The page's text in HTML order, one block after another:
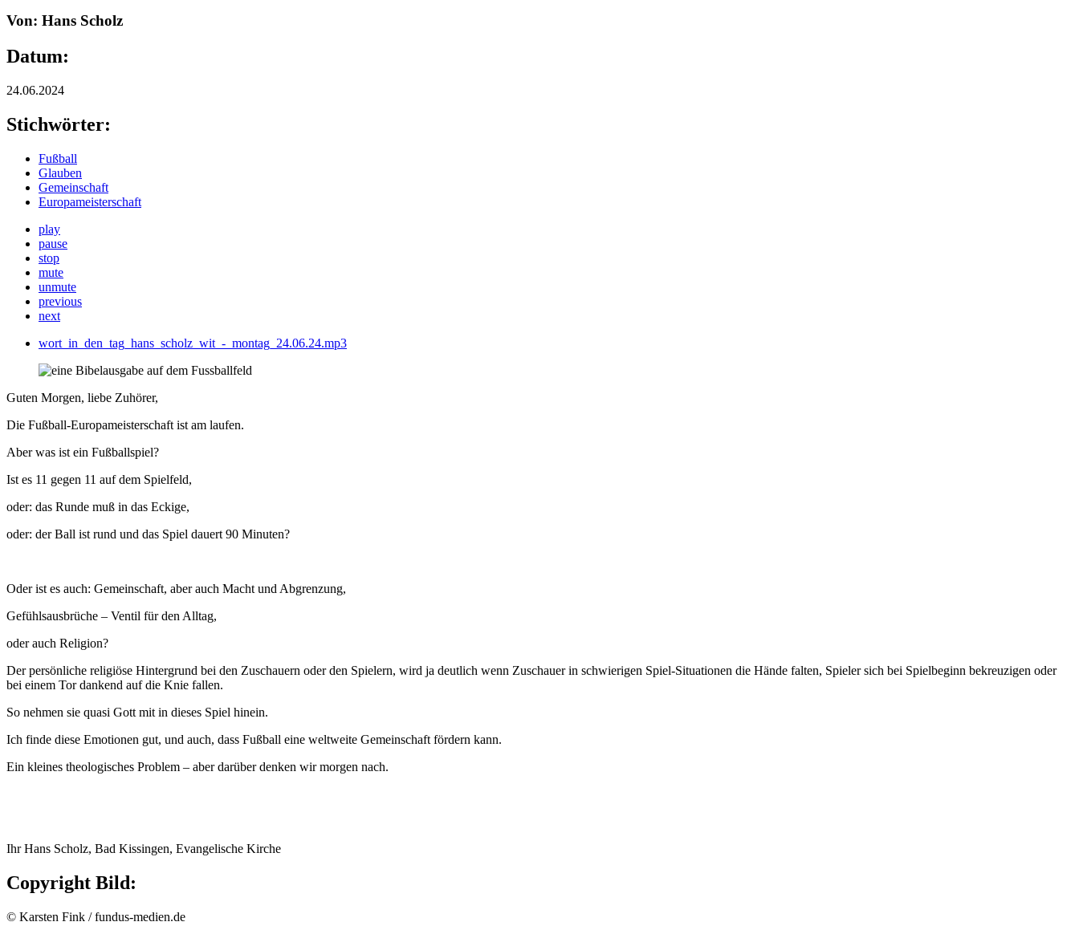
Von: Hans Scholz
Datum:
24.06.2024
Stichwörter:
Fußball
Glauben
Gemeinschaft
Europameisterschaft
play
pause
stop
mute
unmute
previous
next
wort_in_den_tag_hans_scholz_wit_-_montag_24.06.24.mp3
Guten Morgen, liebe Zuhörer,
Die Fußball-Europameisterschaft ist am laufen.
Aber was ist ein Fußballspiel?
Ist es 11 gegen 11 auf dem Spielfeld,
oder: das Runde muß in das Eckige,
oder: der Ball ist rund und das Spiel dauert 90 Minuten?
Oder ist es auch: Gemeinschaft, aber auch Macht und Abgrenzung,
Gefühlsausbrüche – Ventil für den Alltag,
oder auch Religion?
Der persönliche religiöse Hintergrund bei den Zuschauern oder den Spielern, wird ja deutlich wenn Zuschauer in schwierigen Spiel-Situationen die Hände falten, Spieler sich bei Spielbeginn bekreuzigen oder
bei einem Tor dankend auf die Knie fallen.
So nehmen sie quasi Gott mit in dieses Spiel hinein.
Ich finde diese Emotionen gut, und auch, dass Fußball eine weltweite Gemeinschaft fördern kann.
Ein kleines theologisches Problem – aber darüber denken wir morgen nach.
Ihr Hans Scholz, Bad Kissingen, Evangelische Kirche
Copyright Bild:
© Karsten Fink / fundus-medien.de